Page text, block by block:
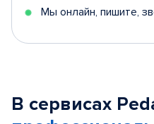
Мы онлайн, пишите,
В сервисах